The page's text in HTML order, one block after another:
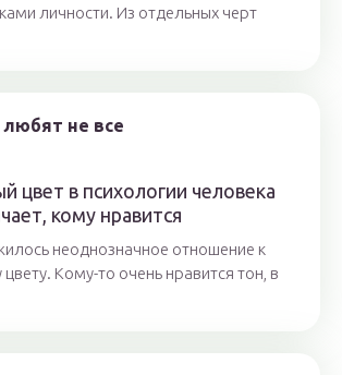
личности. Из отдельных черт
цвет в психологии человека
кому нравится
неоднозначное отношение к
Кому-то очень нравится тон, в